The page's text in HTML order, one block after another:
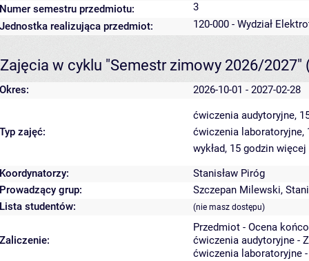
Numer semestru przedmiotu:
3
Jednostka realizująca przedmiot:
120-000 - Wydział
Zajęcia w cyklu "Semestr zimowy 2026/2027"
Okres: 2026-10-01 - 2027-02-28
Typ zajęć:
ćwiczenia audytoryjne,
ćwiczenia laboratoryjne,
wykład, 15 godzin
Koordynatorzy:
Stanisław Piróg
Prowadzący grup:
Szczepan Milewski,
Lista studentów:
(nie masz dostępu)
Zaliczenie:
Przedmiot - Ocena
ćwiczenia audytoryjne -
ćwiczenia laboratoryjne